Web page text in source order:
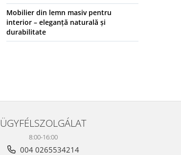
Mobilier din lemn masiv pentru
interior – eleganță naturală și
durabilitate
ÜGYFÉLSZOLGÁLAT
8:00-16:00
004 0265534214